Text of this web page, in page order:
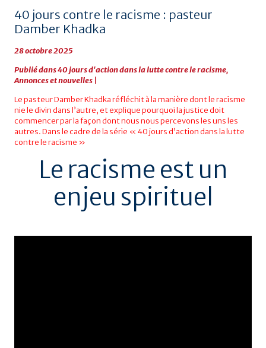
40 jours contre le racisme : pasteur
Damber Khadka
28 octobre 2025
Publié dans40 jours d'action dans la lutte contre le racisme,
Annonces et nouvelles
Le pasteur Damber Khadka réfléchit à la manière dont le racisme
nie le divin dans l’autre, et explique pourquoi la justice doit
commencer par la façon dont nous nous percevons les uns les
autres. Dans le cadre de la série « 40 jours d’action dans la lutte
contre le racisme »
Le racisme est un
enjeu spirituel